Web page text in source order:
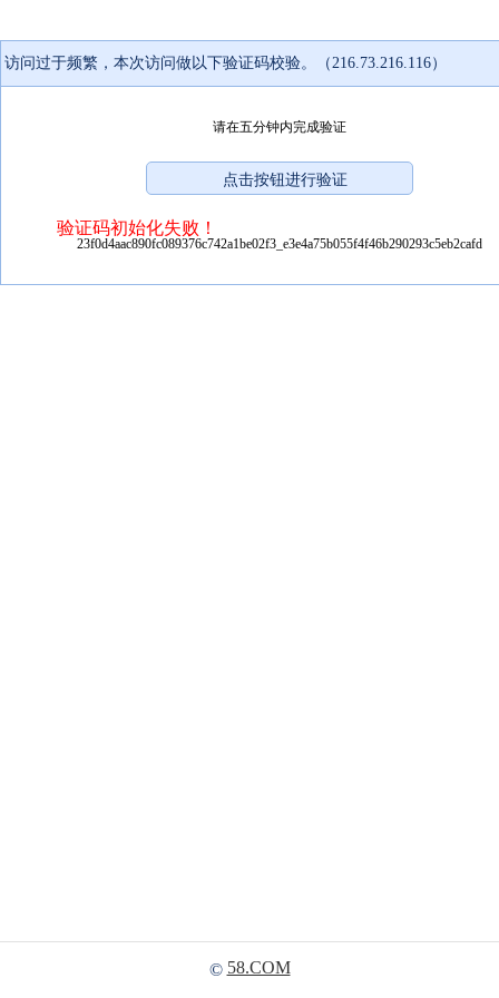
访问过于频繁，本次访问做以下验证码校验。（216.73.216.116）
请在五分钟内完成验证
验证码初始化失败！
23f0d4aac890fc089376c742a1be02f3_e3e4a75b055f4f46b290293c5eb2cafd
© 58.COM